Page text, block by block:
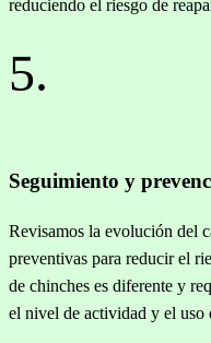
reduciendo el riesgo de
5.
Seguimiento y
Revisamos la evolución del
preventivas para reducir el
de chinches es diferente y
el nivel de actividad y el uso